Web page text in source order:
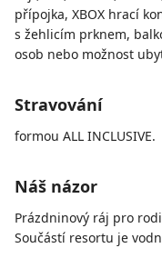
přípojka, XBOX hrací
s žehlicím prknem,
osob nebo možnost
Stravování
formou ALL INCLUSIVE.
Náš názor
Prázdninový ráj pro
Součástí resortu je